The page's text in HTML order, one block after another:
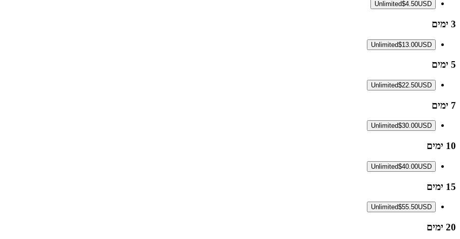
Unlimited$4.50USD
3 ימים
Unlimited$13.00USD
5 ימים
Unlimited$22.50USD
7 ימים
Unlimited$30.00USD
10 ימים
Unlimited$40.00USD
15 ימים
Unlimited$55.50USD
20 ימים